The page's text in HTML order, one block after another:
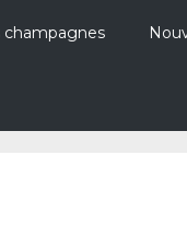
champagnes